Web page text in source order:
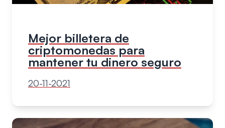
Mejor billetera de
criptomonedas para
mantener tu dinero seguro
20-11-2021